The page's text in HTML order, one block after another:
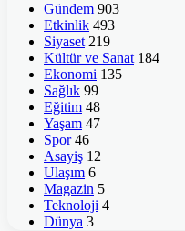
Gündem 903
Etkinlik 493
Siyaset 219
Kültür ve Sanat 184
Ekonomi 135
Sağlık 99
Eğitim 48
Yaşam 47
Spor 46
Asayiş 12
Ulaşım 6
Magazin 5
Teknoloji 4
Dünya 3